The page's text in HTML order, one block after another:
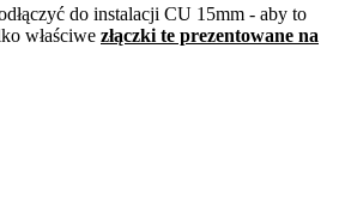
do instalacji CU 15mm - aby to
właściwe złączki te prezentowane na